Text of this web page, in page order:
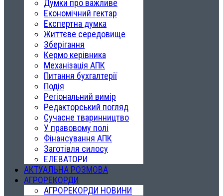
Думки про важливе
Економічний гектар
Експертна думка
Життєве середовище
Зберігання
Кермо керівника
Механізація АПК
Питання бухгалтерії
Подія
Регіональний вимір
Редакторський погляд
Сучасне тваринництво
У правовому полі
Фінансування АПК
Заготівля силосу
ЕЛЕВАТОРИ
АКТУАЛЬНА РОЗМОВА
АГРОРЕКОРДИ
АГРОРЕКОРДИ НОВИНИ